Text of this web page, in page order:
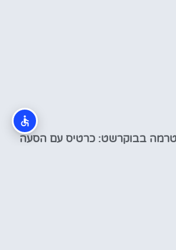
בבוקרשט: כרטיס עם הסעה